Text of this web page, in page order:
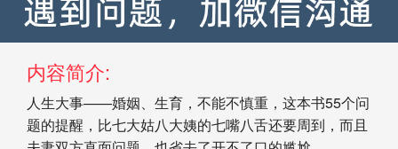
内容简介:
人生大事——婚姻、生育，不能不慎重，这本书55个问
题的提醒，比七大姑八大姨的七嘴八舌还要周到，而且